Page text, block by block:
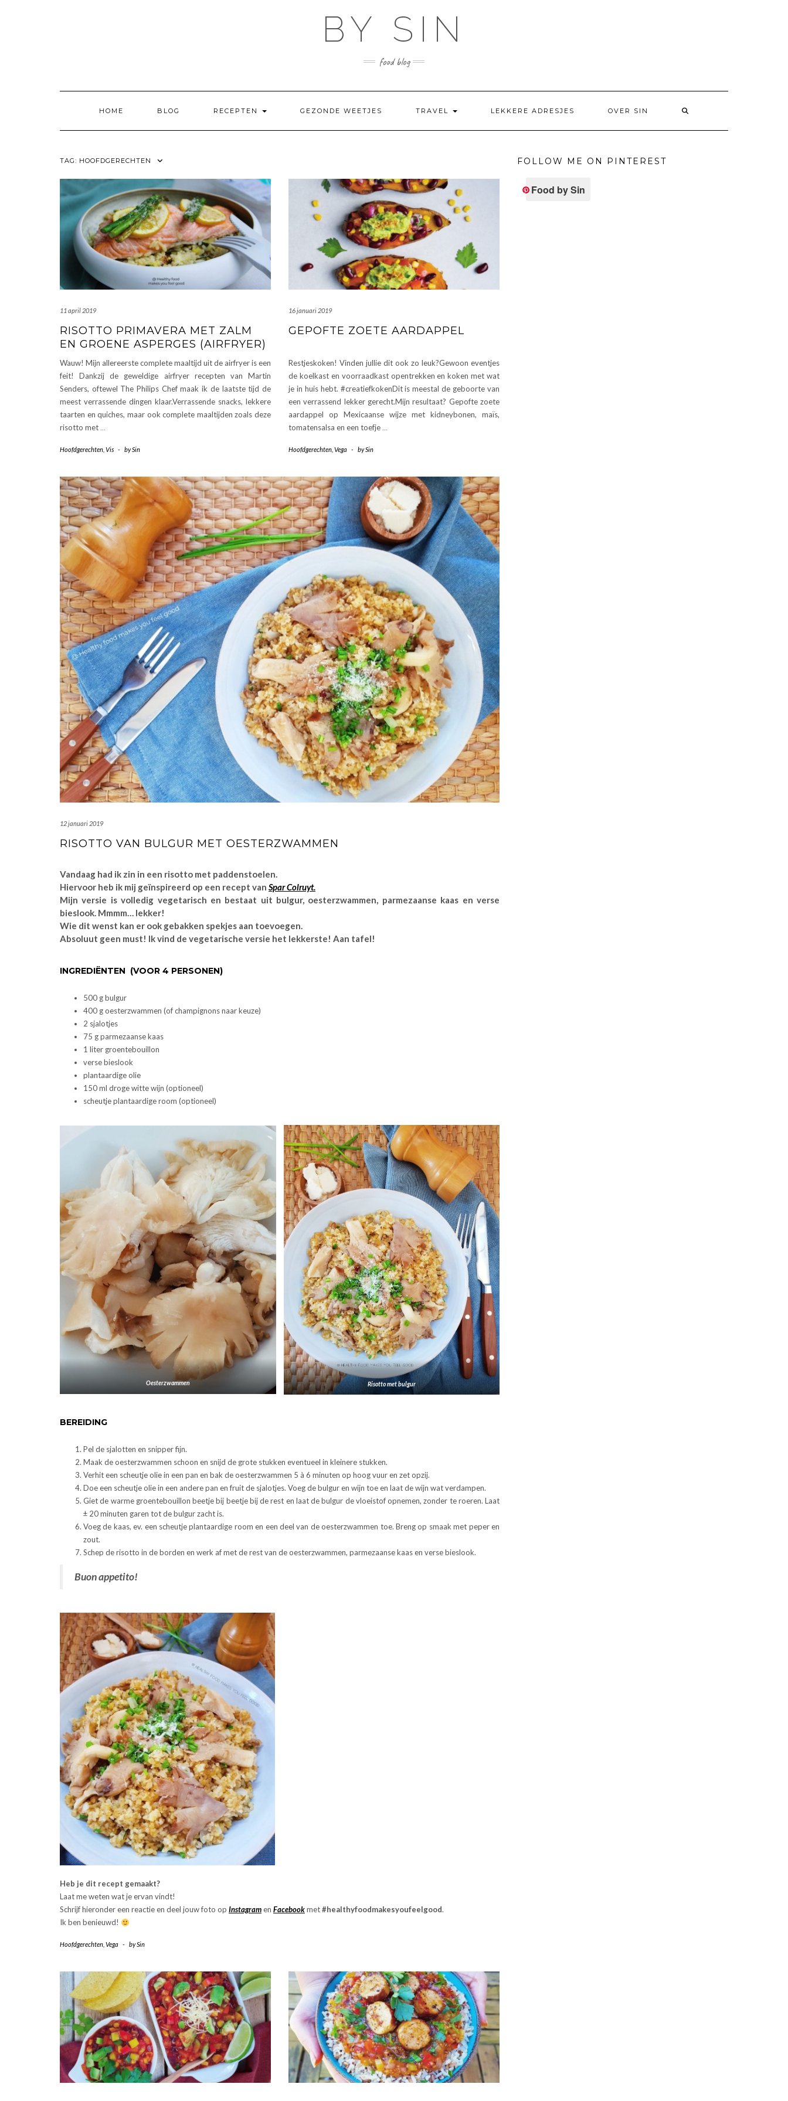
BY SIN
food blog
HOME BLOG RECEPTEN GEZONDE WEETJES TRAVEL LEKKERE ADRESJES OVER SIN
TAG: HOOFDGERECHTEN
11 april 2019
RISOTTO PRIMAVERA MET ZALM
EN GROENE ASPERGES (AIRFRYER)
Wauw! Mijn allereerste complete maaltijd uit de airfryer is een
feit! Dankzij de geweldige airfryer recepten van Martin
Senders, oftewel The Philips Chef maak ik de laatste tijd de
meest verrassende dingen klaar.Verrassende snacks, lekkere
taarten en quiches, maar ook complete maaltijden zoals deze
risotto met…
Hoofdgerechten Vis - bySin
16 januari 2019
GEPOFTE ZOETE AARDAPPEL
Restjeskoken! Vinden jullie dit ook zo leuk?Gewoon eventjes
de koelkast en voorraadkast opentrekken en koken met wat
je in huis hebt. #creatiefkokenDit is meestal de geboorte van
een verrassend lekker gerecht.Mijn resultaat? Gepofte zoete
aardappel op Mexicaanse wijze met kidneybonen, maïs,
tomatensalsa en een toefje…
Hoofdgerechten Vega - bySin
12 januari 2019
RISOTTO VAN BULGUR MET OESTERZWAMMEN
Vandaag had ik zin in een risotto met paddenstoelen.
Hiervoor heb ik mij geïnspireerd op een recept van Spar Colruyt.
Mijn versie is volledig vegetarisch en bestaat uit bulgur, oesterzwammen, parmezaanse kaas en verse
bieslook. Mmmm… lekker!
Wie dit wenst kan er ook gebakken spekjes aan toevoegen.
Absoluut geen must! Ik vind de vegetarische versie het lekkerste! Aan tafel!
INGREDIËNTEN (VOOR 4 PERSONEN)
500 g bulgur
400 g oesterzwammen (of champignons naar keuze)
2 sjalotjes
75 g parmezaanse kaas
1 liter groentebouillon
verse bieslook
plantaardige olie
150 ml droge witte wijn (optioneel)
scheutje plantaardige room (optioneel)
Oesterzwammen Risotto met bulgur
BEREIDING
Pel de sjalotten en snipper fijn.
Maak de oesterzwammen schoon en snijd de grote stukken eventueel in kleinere stukken.
Verhit een scheutje olie in een pan en bak de oesterzwammen 5 à 6 minuten op hoog vuur en zet opzij.
Doe een scheutje olie in een andere pan en fruit de sjalotjes. Voeg de bulgur en wijn toe en laat de wijn wat verdampen.
Giet de warme groentebouillon beetje bij beetje bij de rest en laat de bulgur de vloeistof opnemen, zonder te roeren. Laat
± 20 minuten garen tot de bulgur zacht is.
Voeg de kaas, ev. een scheutje plantaardige room en een deel van de oesterzwammen toe. Breng op smaak met peper en
zout.
Schep de risotto in de borden en werk af met de rest van de oesterzwammen, parmezaanse kaas en verse bieslook.
Buon appetito!
Heb je dit recept gemaakt?
Laat me weten wat je ervan vindt!
Schrijf hieronder een reactie en deel jouw foto op Instagramen Facebookmet#healthyfoodmakesyoufeelgood.
Ik ben benieuwd!
Hoofdgerechten Vega - bySin
FOLLOW ME ON PINTEREST
Food by Sin